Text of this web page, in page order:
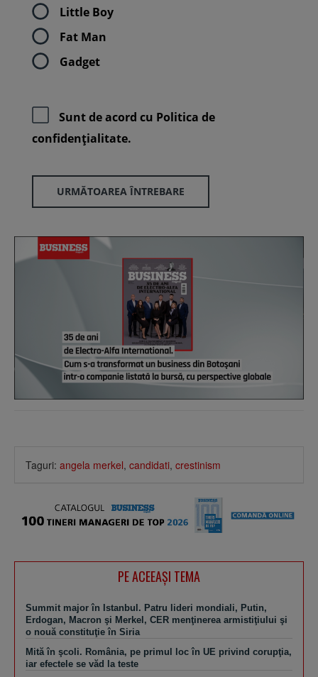
Little Boy
Fat Man
Gadget
Sunt de acord cu Politica de
confidenţialitate.
URMĂTOAREA ÎNTREBARE
Taguri: angela merkel, candidati, crestinism
PE ACEEAŞI TEMA
Summit major în Istanbul. Patru lideri mondiali, Putin,
Erdogan, Macron şi Merkel, CER menţinerea armistiţiului şi
o nouă constituţie în Siria
Mită în şcoli. România, pe primul loc în UE privind corupţia,
iar efectele se văd la teste